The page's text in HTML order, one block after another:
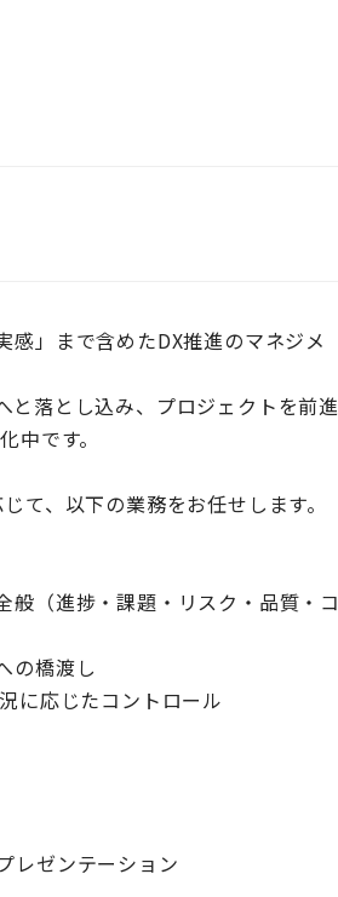
」まで含めたDX推進のマネジメ
と落とし込み、プロジェクトを前進
中です。
て、以下の業務をお任せします。
般（進捗・課題・リスク・品質・コ
の橋渡し
に応じたコントロール
レゼンテーション